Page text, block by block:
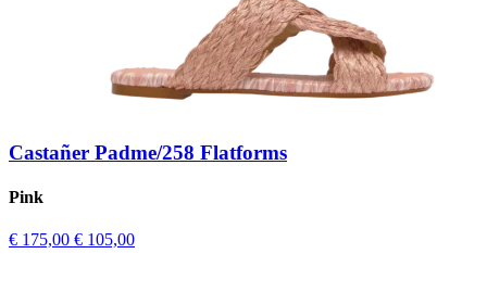
Castañer Padme/258 Flatforms
Pink
€ 175,00 € 105,00